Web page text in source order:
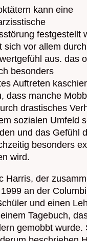
kann eine
festgestellt
sich vor allem
aus. das
besonders
Auftreten
dass manche
drastisches
sozialen Umfeld
und das Gefühl
besonders
wird.
Harris, der
an der
und einen
Tagebuch,
gemobbt wurde.